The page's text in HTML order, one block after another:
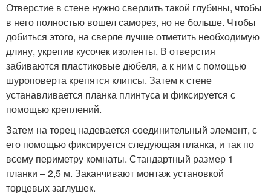
Отверстие в стене нужно сверлить такой глубины, чтобы
в него полностью вошел саморез, но не больше. Чтобы
добиться этого, на сверле лучше отметить необходимую
длину, укрепив кусочек изоленты. В отверстия
забиваются пластиковые дюбеля, а к ним с помощью
шуроповерта крепятся клипсы. Затем к стене
устанавливается планка плинтуса и фиксируется с
помощью креплений.
Затем на торец надевается соединительный элемент, с
его помощью фиксируется следующая планка, и так по
всему периметру комнаты. Стандартный размер 1
планки – 2,5 м. Заканчивают монтаж установкой
торцевых заглушек.